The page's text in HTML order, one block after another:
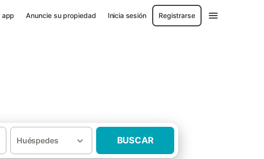
app Anuncie su propiedad Inicia sesión Registrarse
Huéspedes BUSCAR